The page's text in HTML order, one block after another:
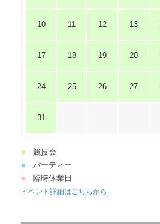
10 11 12 13
17 18 19 20
24 25 26 27
31
■ 競技会
■ パーティー
■ 臨時休業日
イベント詳細はこちらから